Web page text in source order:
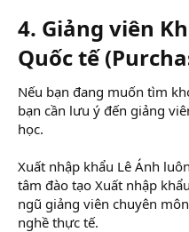
4. Giảng viên
Quốc tế
Nếu bạn đang muốn tìm
bạn cần lưu ý đến giảng
học.
Xuất nhập khẩu Lê Ánh
tâm đào tạo Xuất nhập
ngũ giảng viên chuyên
nghề thực tế.